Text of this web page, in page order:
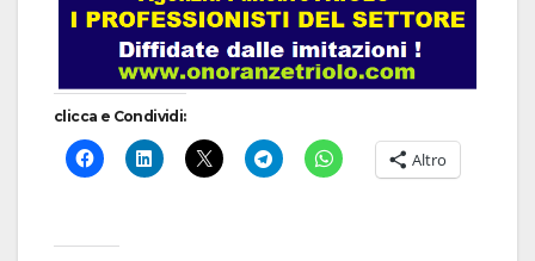
clicca e Condividi:
Altro